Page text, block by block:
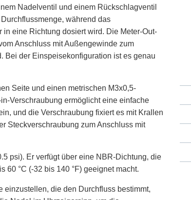
Nadelventil und einem Rückschlagventil
während das
eine Richtung dosiert wird. Die Meter-Out-
Anschluss mit Außengewinde zum
Bei der Einspeisekonfiguration ist es genau
Seite und einen metrischen M3x0,5-
Verschraubung ermöglicht eine einfache
und die Verschraubung fixiert es mit Krallen
Steckverschraubung zum Anschluss mit
psi). Er verfügt über eine NBR-Dichtung, die
60 °C (-32 bis 140 °F) geeignet macht.
die den Durchfluss bestimmt,